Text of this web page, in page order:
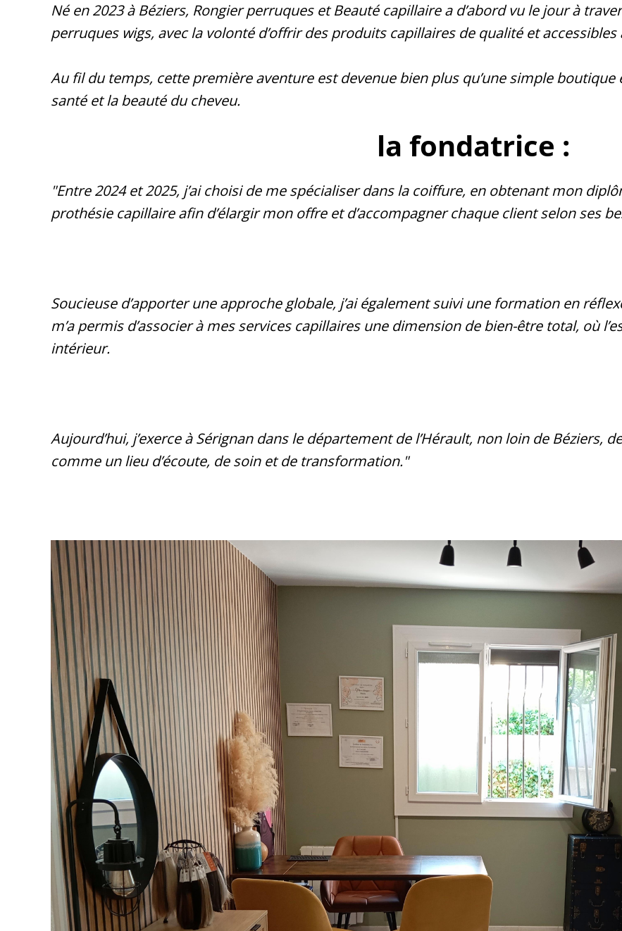
Né en 2023 à Béziers, Rongier perruques et Beauté capillaire a d’abord vu le jour à
perruques wigs, avec la volonté d’offrir des produits capillaires de qualité et accessibles
Au fil du temps, cette première aventure est devenue bien plus qu’une simple
santé et la beauté du cheveu.
la fondatrice :
"Entre 2024 et 2025, j’ai choisi de me spécialiser dans la coiffure, en obtenant mon
prothésie capillaire afin d’élargir mon offre et d’accompagner chaque client selon ses
Soucieuse d’apporter une approche globale, j’ai également suivi une formation en
m’a permis d’associer à mes services capillaires une dimension de bien-être total, où
intérieur.
Aujourd’hui, j’exerce à Sérignan dans le département de l’Hérault, non loin de Béziers,
comme un lieu d’écoute, de soin et de transformation."